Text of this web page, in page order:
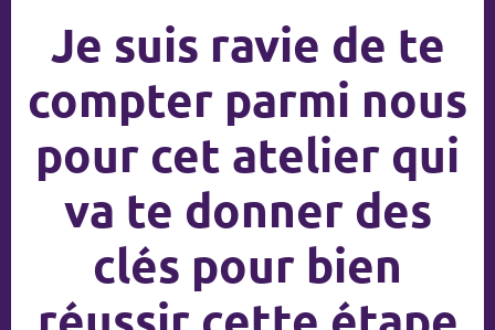
Je suis ravie de te
compter parmi nous
pour cet atelier qui
va te donner des
clés pour bien